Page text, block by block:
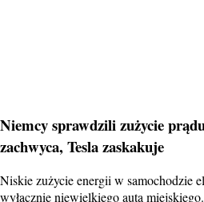
Niemcy sprawdzili zużycie
zachwyca, Tesla zaskakuje
Niskie zużycie energii w samochodzie
wyłącznie niewielkiego auta